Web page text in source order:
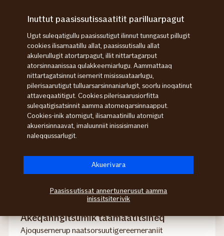
ingerlagit
Isertariaaseq
Inuup nammineq
sillimmataanut ima
taamaatitsissaatit
Taamaatitsinissat kissaatigigukku, ukuninnga
periarfissaqarputit:
Akeqanngitsumik taamaatitsineq
Ajoqusernerup naatsorsuutigereerneraniit
Inuttut paasissutissaatitit parilluarpagut
Ugut suleqatigullu paasissutigut ilinnut tunngasut pillugit
cookies ilisarnaatillu allat, paasissutisallu allat
akulerullugit atortarpagut, illit nittartagarput
atorsinnaanissaa qulakkeerniarlugu. Aammattaaq
nittartagatsinnut isernerit misissuataarlugu,
pilerisaarutigut tulluarsarsinnaniarlugit, soorlu inoqatinut
attaveqaatitigut. Cookies pilerisaarusiorfitta
suleqatigisatsinnit aamma atorneqarsinnaapput.
Cookies-inik atornigut, ilisarnaatinillu atornigut
akuerisinnaavat, imaluunniit inissisimaneri
naleqqussarlugit.
Paasissutissat annertunerusut aamma
inissitsiterivik
Akuerivara